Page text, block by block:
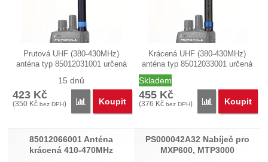
Prutová UHF (380-430MHz)
anténa typ 85012031001 určená
15 dnů
423 Kč
(350 Kč bez DPH) Porovnat
Koupit
Krácená UHF (380-430MHz)
anténa typ 85012033001 určená
Skladem
455 Kč
(376 Kč bez DPH) Porovnat
Koupit
85012066001 Anténa
krácená 410-470MHz
PS000042A32 Nabíječ pro
MXP600, MTP3000